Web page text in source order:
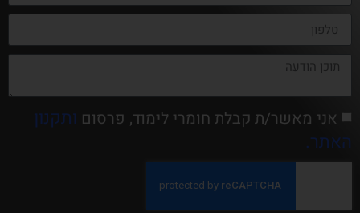
אני מאשר/ת קבלת חומרי לימוד, פרסום ותקנון
האתר.